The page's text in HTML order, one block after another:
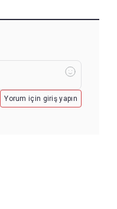
Yorum için giriş yapın